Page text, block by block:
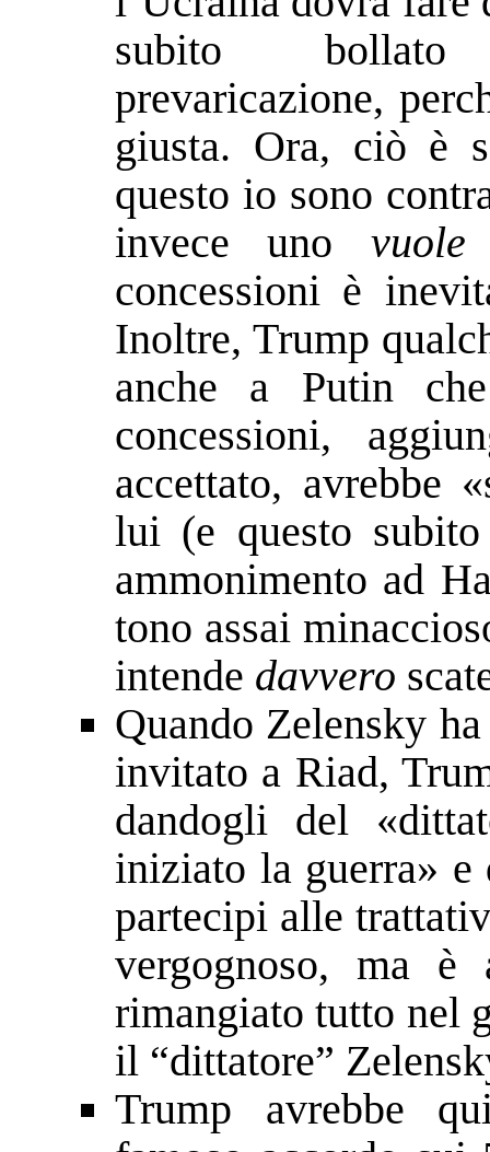
subito bollato
prevaricazione,
giusta. Ora, ciò è
questo io sono
invece uno vuole
concessioni è
Inoltre, Trump
anche a Putin
concessioni,
accettato, avrebbe
lui (e questo
ammonimento ad
tono assai
intende davvero
Quando Zelensky
invitato a Riad,
dandogli del
iniziato la guerra» e
partecipi alle
vergognoso, ma
rimangiato tutto nel
il “dittatore”
Trump avrebbe